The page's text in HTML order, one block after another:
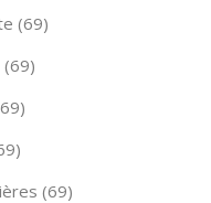
(69)
(69)
(69)